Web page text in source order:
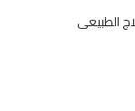
الطبيعى